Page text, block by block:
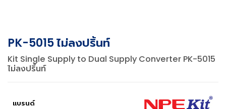
PK-5015 ไม่ลงปริ้นท์
Kit Single Supply to Dual Supply Converter PK-5015
ไม่ลงปริ้นท์
แบรนด์